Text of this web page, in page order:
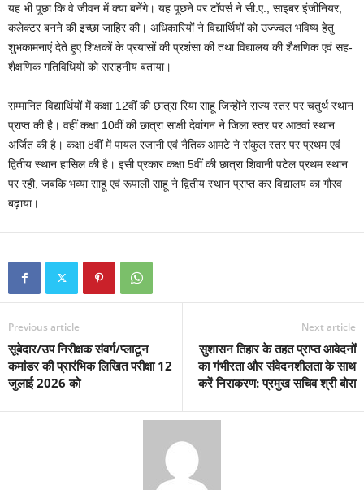
यह भी पूछा कि वे जीवन में क्या बनेंगे। यह पूछने पर टॉपर्स ने सी.ए., साइबर इंजीनियर,
कलेक्टर बनने की इच्छा जाहिर की। अधिकारियों ने विद्यार्थियों को उज्ज्वल भविष्य हेतु
शुभकामनाएं देते हुए शिक्षकों के प्रयासों की प्रशंसा की तथा विद्यालय की शैक्षणिक एवं सह-
शैक्षणिक गतिविधियों को सराहनीय बताया।
सम्मानित विद्यार्थियों में कक्षा 12वीं की छात्रा रिया साहू जिन्होंने राज्य स्तर पर चतुर्थ स्थान
प्राप्त की है। वहीं कक्षा 10वीं की छात्रा साक्षी देवांगन ने जिला स्तर पर आठवां स्थान
अर्जित की है। कक्षा 8वीं में पायल रजानी एवं नैतिक आमटे ने संकुल स्तर पर प्रथम एवं
द्वितीय स्थान हासिल की है। इसी प्रकार कक्षा 5वीं की छात्रा शिवानी पटेल प्रथम स्थान
पर रही, जबकि भव्या साहू एवं रूपाली साहू ने द्वितीय स्थान प्राप्त कर विद्यालय का गौरव
बढ़ाया।
Previous article
सूबेदार/उप निरीक्षक संवर्ग/प्लाटून
कमांडर की प्रारंभिक लिखित परीक्षा 12
जुलाई 2026 को
Next article
सुशासन तिहार के तहत प्राप्त आवेदनों
का गंभीरता और संवेदनशीलता के साथ
करें निराकरण: प्रमुख सचिव श्री बोरा